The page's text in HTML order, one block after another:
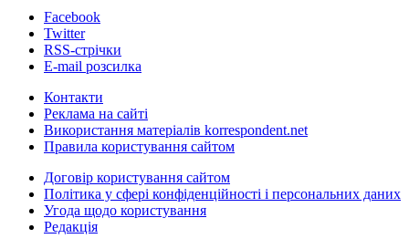
Facebook
Twitter
RSS-стрічки
E-mail розсилка
Контакти
Реклама на сайті
Використання матеріалів korrespondent.net
Правила користування сайтом
Договір користування сайтом
Політика у сфері конфіденційності і персональних даних
Угода щодо користування
Редакція